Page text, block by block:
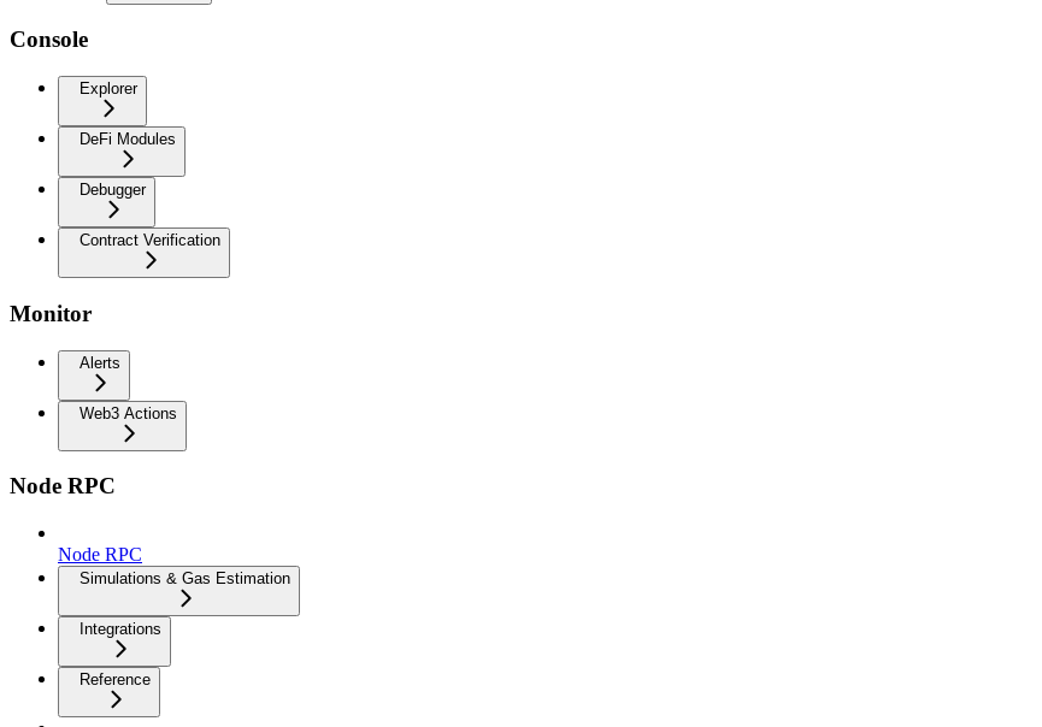
Console
Explorer
DeFi Modules
Debugger
Contract Verification
Monitor
Alerts
Web3 Actions
Node RPC
Node RPC
Simulations & Gas Estimation
Integrations
Reference